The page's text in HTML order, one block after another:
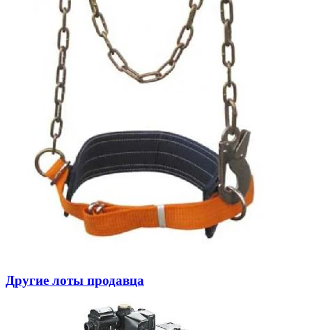
Другие лоты продавца